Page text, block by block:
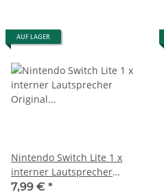
AUF LAGER
Nintendo Switch Lite 1 x
interner Lautsprecher
Original Ersatzteil neu
7,99 € *